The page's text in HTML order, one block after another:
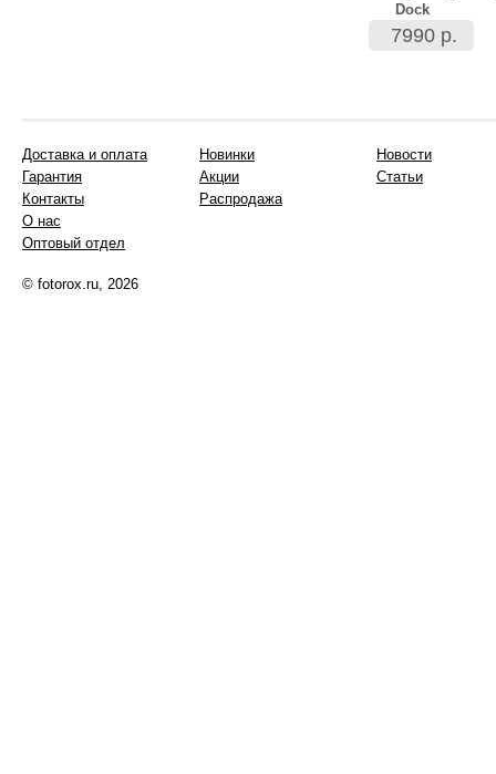
Dock
7990 р.
Доставка и оплата
Гарантия
Контакты
О нас
Оптовый отдел
Новинки
Акции
Распродажа
Новости
Статьи
© fotorox.ru, 2026